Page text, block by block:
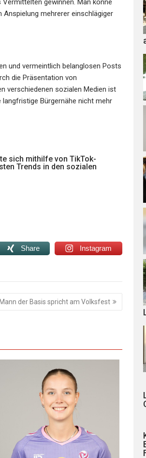
gewinnen. Man könne
mehrerer einschlägiger
und vermeintlich belanglosen Posts
die Präsentation von
verschiedenen sozialen Medien ist
Bürgernähe nicht mehr
sich mithilfe von TikTok-
Trends in den sozialen
Share Instagram
der Basis spricht am Volksfest